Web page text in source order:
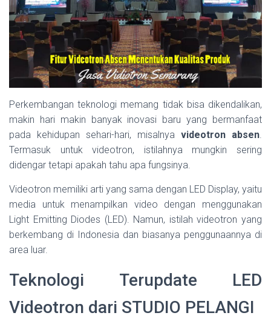
Perkembangan teknologi memang tidak bisa dikendalikan,
makin hari makin banyak inovasi baru yang bermanfaat
pada kehidupan sehari-hari, misalnya videotron absen
Termasuk untuk videotron, istilahnya mungkin sering
didengar tetapi apakah tahu apa fungsinya.
Videotron memiliki arti yang sama dengan LED Display, yaitu
media untuk menampilkan video dengan menggunakan
Light Emitting Diodes (LED). Namun, istilah videotron yang
berkembang di Indonesia dan biasanya penggunaannya di
area luar.
Teknologi Terupdate LED
Videotron dari STUDIO PELANGI